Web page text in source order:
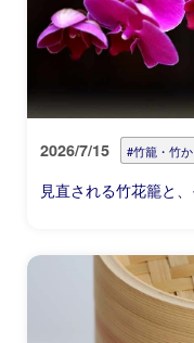
2026/7/15 #竹籠・竹
見直される竹花籠と